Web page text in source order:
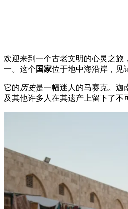
欢迎来到一个古老文明的心灵之旅，
一。这个 国家位于地中海沿岸，见
它的历史是一幅迷人的马赛克。迦
及其他许多人在其遗产上留下了不